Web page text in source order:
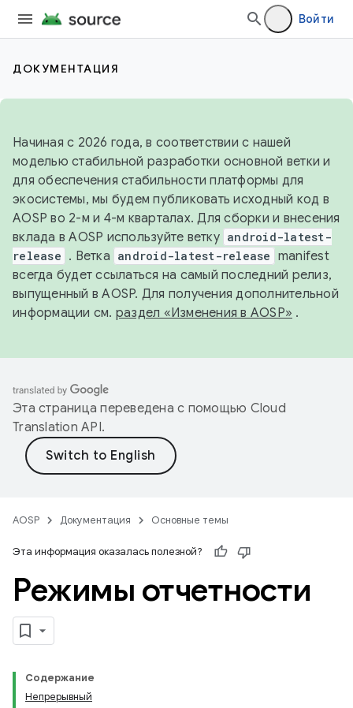
Войти
ДОКУМЕНТАЦИЯ
Начиная с 2026 года, в соответствии с нашей
моделью стабильной разработки основной ветки и
для обеспечения стабильности платформы для
экосистемы, мы будем публиковать исходный код в
AOSP во 2-м и 4-м кварталах. Для сборки и внесения
вклада в AOSP используйте ветку android-latest-
release . Ветка android-latest-release manifest
всегда будет ссылаться на самый последний релиз,
выпущенный в AOSP. Для получения дополнительной
информации см. раздел «Изменения в AOSP» .
Эта страница переведена с помощью Cloud
Translation API.
AOSP Документация Основные темы
Эта информация оказалась полезной?
Режимы отчетности
Содержание
Непрерывный